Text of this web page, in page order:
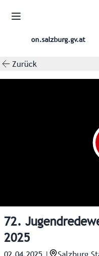
on.salzburg.gv.at
Zurück
72.
2025